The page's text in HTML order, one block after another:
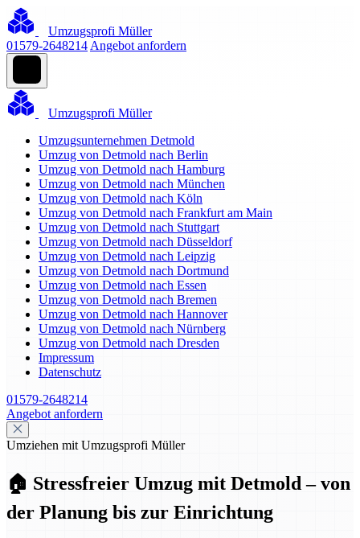
Umzugsprofi Müller
01579-2648214 Angebot anfordern
Umzugsprofi Müller
Umzugsunternehmen Detmold
Umzug von Detmold nach Berlin
Umzug von Detmold nach Hamburg
Umzug von Detmold nach München
Umzug von Detmold nach Köln
Umzug von Detmold nach Frankfurt am Main
Umzug von Detmold nach Stuttgart
Umzug von Detmold nach Düsseldorf
Umzug von Detmold nach Leipzig
Umzug von Detmold nach Dortmund
Umzug von Detmold nach Essen
Umzug von Detmold nach Bremen
Umzug von Detmold nach Hannover
Umzug von Detmold nach Nürnberg
Umzug von Detmold nach Dresden
Impressum
Datenschutz
01579-2648214
Angebot anfordern
Umziehen mit Umzugsprofi Müller
🏠 Stressfreier Umzug mit Detmold – von
der Planung bis zur Einrichtung